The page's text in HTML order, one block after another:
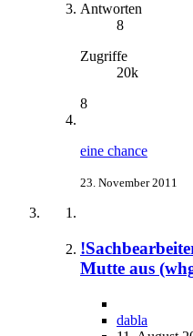
Antworten
8
Zugriffe
20k
8
eine chance
23. November 2011
Mutte aus
dabla